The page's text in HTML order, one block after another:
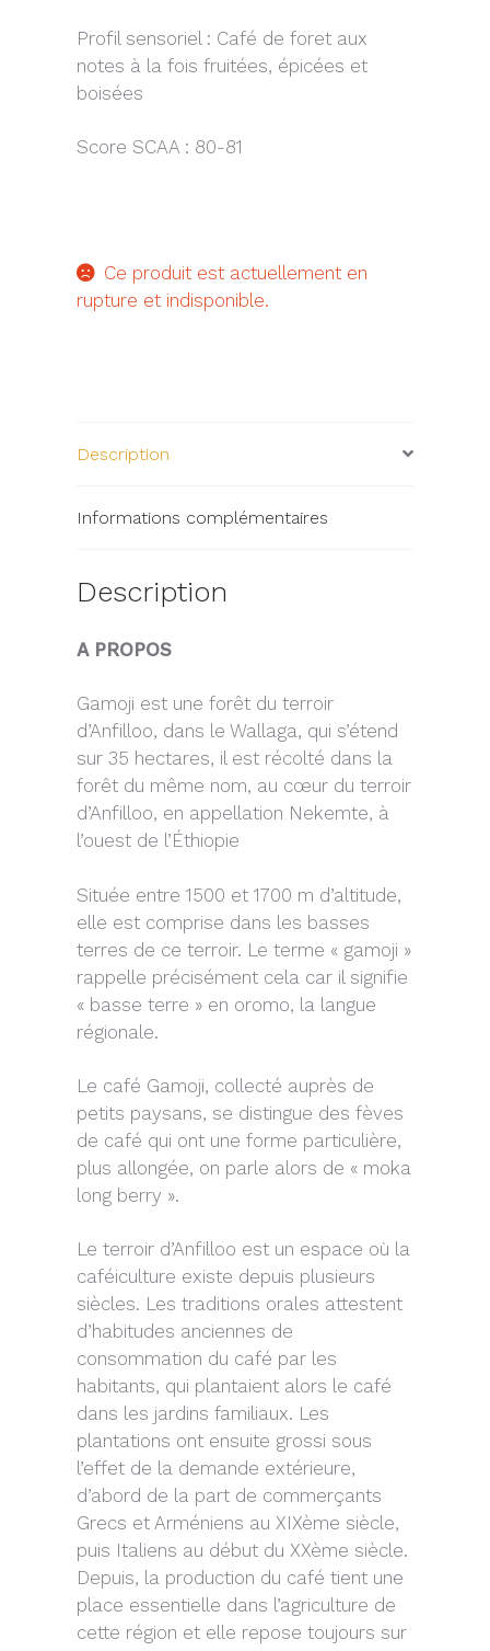
Profil sensoriel : Café de foret aux
notes à la fois fruitées, épicées et
boisées
Score SCAA : 80-81
Ce produit est actuellement en
rupture et indisponible.
Description
Informations complémentaires
Description
A PROPOS
Gamoji est une forêt du terroir
d’Anfilloo, dans le Wallaga, qui s’étend
sur 35 hectares, il est récolté dans la
forêt du même nom, au cœur du terroir
d’Anfilloo, en appellation Nekemte, à
l’ouest de l’Éthiopie
Située entre 1500 et 1700 m d’altitude,
elle est comprise dans les basses
terres de ce terroir. Le terme « gamoji »
rappelle précisément cela car il signifie
« basse terre » en oromo, la langue
régionale.
Le café Gamoji, collecté auprès de
petits paysans, se distingue des fèves
de café qui ont une forme particulière,
plus allongée, on parle alors de « moka
long berry ».
Le terroir d’Anfilloo est un espace où la
caféiculture existe depuis plusieurs
siècles. Les traditions orales attestent
d’habitudes anciennes de
consommation du café par les
habitants, qui plantaient alors le café
dans les jardins familiaux. Les
plantations ont ensuite grossi sous
l’effet de la demande extérieure,
d’abord de la part de commerçants
Grecs et Arméniens au XIXème siècle,
puis Italiens au début du XXème siècle.
Depuis, la production du café tient une
place essentielle dans l’agriculture de
cette région et elle repose toujours sur